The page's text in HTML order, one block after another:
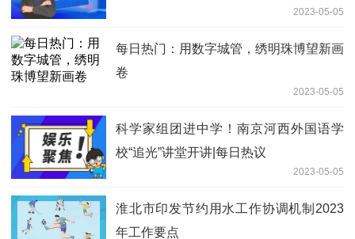
2023-05-05
每日热门：用数字城管，绣明珠博望新画
卷
2023-05-05
科学家组团进中学！南京河西外国语学
校“追光”讲堂开讲|每日热议
2023-05-05
淮北市印发节约用水工作协调机制2023
年工作要点